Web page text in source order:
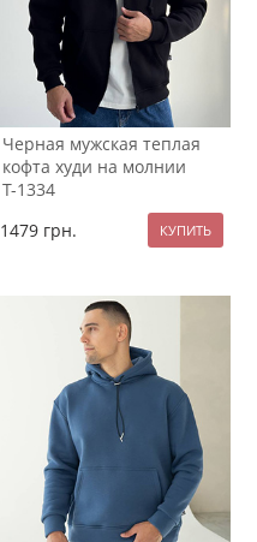
Черная мужская теплая
кофта худи на молнии
Т-1334
1479 грн.